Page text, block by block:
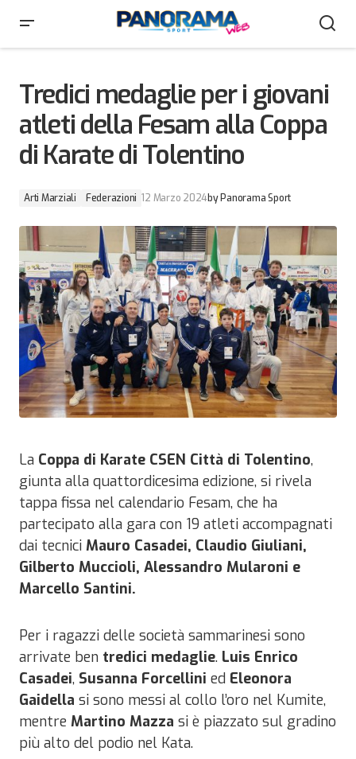
Tredici medaglie per i giovani
atleti della Fesam alla Coppa
di Karate di Tolentino
Arti Marziali Federazioni 12 Marzo 2024by Panorama Sport
La Coppa di Karate CSEN Città di Tolentino,
giunta alla quattordicesima edizione, si rivela
tappa fissa nel calendario Fesam, che ha
partecipato alla gara con 19 atleti accompagnati
dai tecnici Mauro Casadei, Claudio Giuliani,
Gilberto Muccioli, Alessandro Mularoni e
Marcello Santini.
Per i ragazzi delle società sammarinesi sono
arrivate ben tredici medaglie. Luis Enrico
Casadei, Susanna Forcellini ed Eleonora
Gaidella si sono messi al collo l’oro nel Kumite,
mentre Martino Mazza si è piazzato sul gradino
più alto del podio nel Kata.